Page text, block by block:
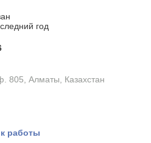
год
805, Алматы, Казахстан
работы